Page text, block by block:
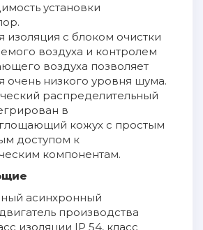
установки
изоляция с блоком очистки
воздуха и контролем
воздуха позволяет
очень низкого уровня шума.
распределительный
в
кожух с простым
доступом к
компонентам.
асинхронный
производства
изоляции IP 54, класс